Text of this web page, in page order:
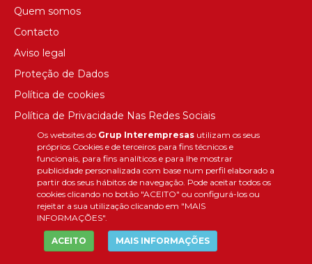
Os websites do Grup Interempresasutilizam os seus
próprios Cookies e de terceiros para fins técnicos e
funcionais, para fins analíticos e para lhe mostrar
publicidade personalizada com base num perfil elaborado a
partir dos seus hábitos de navegação. Pode aceitar todos os
cookies clicando no botão "ACEITO" ou configurá-los ou
rejeitar a sua utilização clicando em "MAIS
INFORMAÇÕES".
ACEITO MAIS INFORMAÇÕES
Quem somos
Contacto
Aviso legal
Proteção de Dados
Política de cookies
Política de Privacidade Nas Redes Sociais
Canal de denúncias
Colaborações editoriais